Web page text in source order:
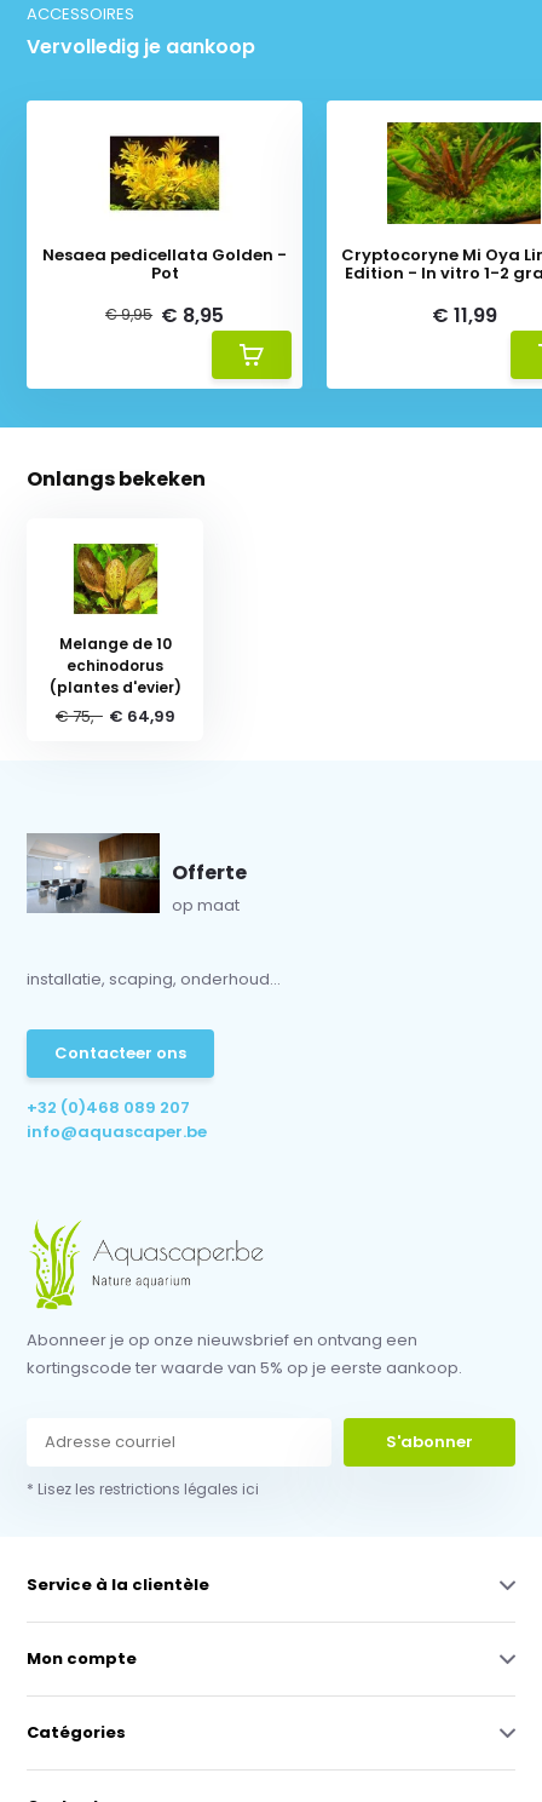
ACCESSOIRES
Vervolledig je aankoop
Nesaea pedicellata Golden -
Pot
€ 9,95 € 8,95
Cryptocoryne Mi Oya
Edition - In vitro 1-2
€ 11,99
Onlangs bekeken
Melange de 10
echinodorus
(plantes d'evier)
€ 75,- € 64,99
Offerte
op maat
installatie, scaping, onderhoud...
Contacteer ons
+32 (0)468 089 207
info@aquascaper.be
Abonneer je op onze nieuwsbrief en ontvang een
kortingscode ter waarde van 5% op je eerste aankoop.
S'abonner
* Lisez les restrictions légales ici
Service à la clientèle
Mon compte
Catégories